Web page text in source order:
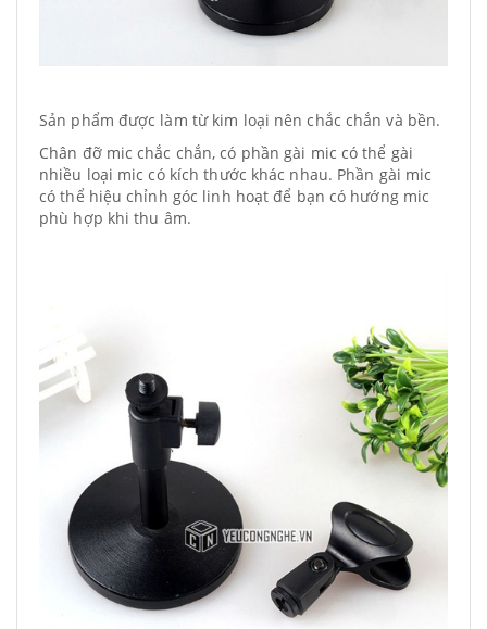
Sản phẩm được làm từ kim loại nên chắc chắn và bền.
Chân đỡ mic chắc chắn, có phần gài mic có thể gài
nhiều loại mic có kích thước khác nhau. Phần gài mic
có thể hiệu chỉnh góc linh hoạt để bạn có hướng mic
phù hợp khi thu âm.